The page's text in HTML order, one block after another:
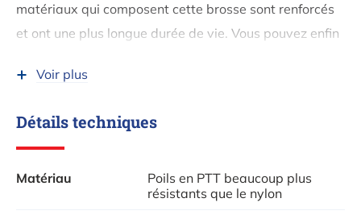
matériaux qui composent cette brosse sont renforcés
et ont une plus longue durée de vie. Vous pouvez enfin
plus solide que n'importe quelle autre brosse. Sa
conception a été pensée jusque dans les moindres
Voir plus
Détails techniques
Matériau
Poils en PTT beaucoup plus
résistants que le nylon